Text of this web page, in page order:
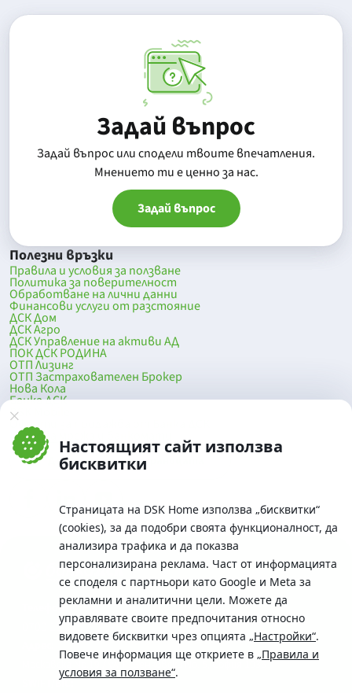
Настоящият сайт използва
бисквитки
Страницата на DSK Home използва „бисквитки“
(cookies), за да подобри своята функционалност, да
анализира трафика и да показва
персонализирана реклама. Част от информацията
се споделя с партньори като Google и Meta за
рекламни и аналитични цели. Можете да
управлявате своите предпочитания относно
видовете бисквитки чрез опцията „Настройки“.
Повече информация ще откриете в „Правила и
условия за ползване“.
Задай въпрос
Задай въпрос или сподели твоите впечатления.
Mнението ти е ценно за нас.
Задай въпрос
Полезни връзки
Правила и условия за ползване
Политика за поверителност
Обработване на лични данни
Финансови услуги от разстояние
ДСК Дом
ДСК Агро
ДСК Управление на активи АД
ПОК ДСК РОДИНА
ОТП Лизинг
ОТП Застрахователен Брокер
Нова Кола
Банка ДСК
DSK Mobile
Оферти за продажба от Банка ДСК
Клонова мрежа и банкомати
До началото на страницата
Телефон:
0700 10 375 / *2375
Московска No.19 / ул. Г. Бенковски No. 5, София 1036
SWIFT/BIC: